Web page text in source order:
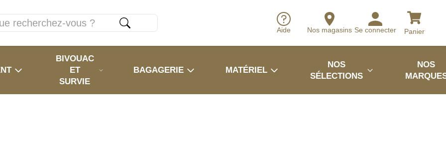
Aide Nos magasins Se connecter Panier
BIVOUAC
ET
SURVIE
BAGAGERIE MATÉRIEL
NOS
SÉLECTIONS
NOS